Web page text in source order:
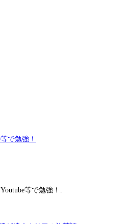
で勉強！
等で勉強！.